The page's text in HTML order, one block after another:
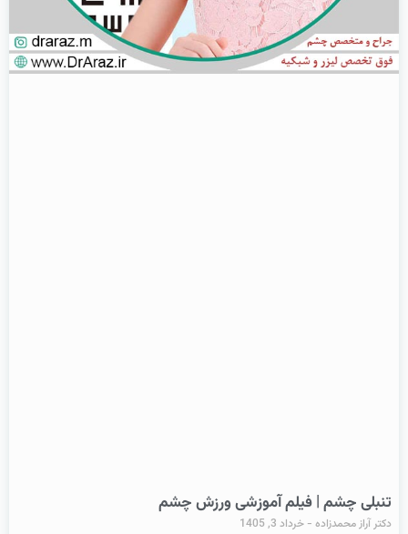
تنبلی چشم | فیلم آموزشی ورزش چشم
دکتر آراز محمدزاده خرداد 3, 1405